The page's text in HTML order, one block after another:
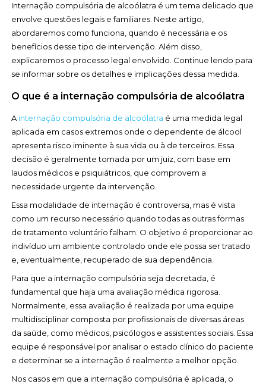
Internação compulsória de alcoólatra é um tema delicado que
envolve questões legais e familiares. Neste artigo,
abordaremos como funciona, quando é necessária e os
benefícios desse tipo de intervenção. Além disso,
explicaremos o processo legal envolvido. Continue lendo para
se informar sobre os detalhes e implicações dessa medida.
O que é a internação compulsória de alcoólatra
A internação compulsória de alcoólatra é uma medida legal
aplicada em casos extremos onde o dependente de álcool
apresenta risco iminente à sua vida ou à de terceiros. Essa
decisão é geralmente tomada por um juiz, com base em
laudos médicos e psiquiátricos, que comprovem a
necessidade urgente da intervenção.
Essa modalidade de internação é controversa, mas é vista
como um recurso necessário quando todas as outras formas
de tratamento voluntário falham. O objetivo é proporcionar ao
indivíduo um ambiente controlado onde ele possa ser tratado
e, eventualmente, recuperado de sua dependência.
Para que a internação compulsória seja decretada, é
fundamental que haja uma avaliação médica rigorosa.
Normalmente, essa avaliação é realizada por uma equipe
multidisciplinar composta por profissionais de diversas áreas
da saúde, como médicos, psicólogos e assistentes sociais. Essa
equipe é responsável por analisar o estado clínico do paciente
e determinar se a internação é realmente a melhor opção.
Nos casos em que a internação compulsória é aplicada, o